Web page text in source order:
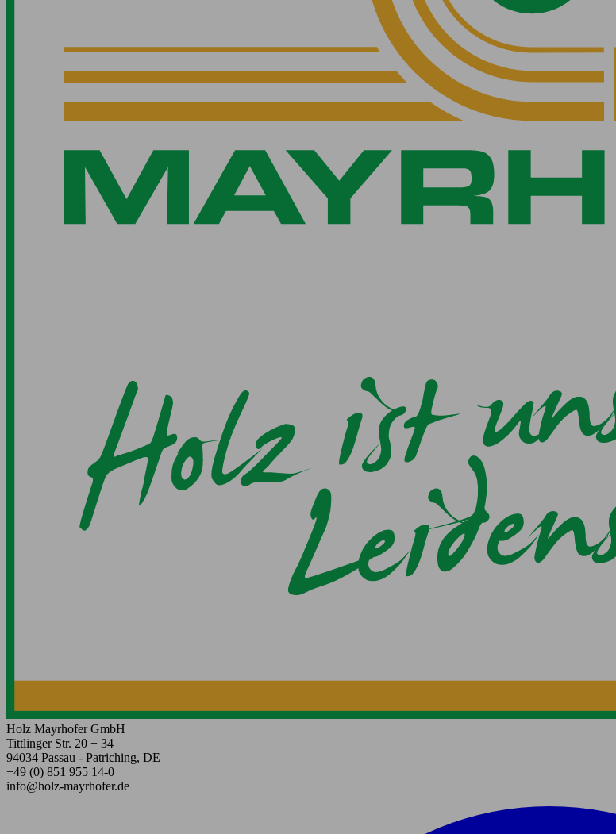
Holz Mayrhofer GmbH
Tittlinger Str. 20 + 34
94034 Passau - Patriching, DE
+49 (0) 851 955 14-0
info@holz-mayrhofer.de